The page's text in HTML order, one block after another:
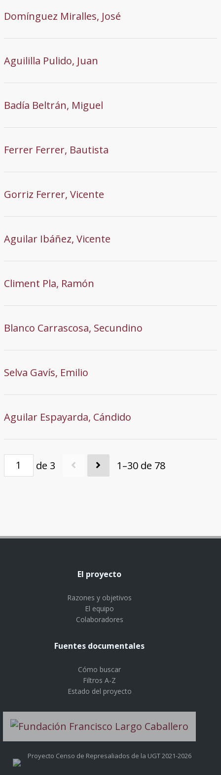
Domínguez Miralles, José
Aguililla Pulido, Juan
Badía Beltrán, Miguel
Ferrer Ferrer, Bautista
Gorriz Ferrer, Vicente
Aguilar Ibáñez, Vicente
Climent Pla, Ramón
Blanco Carrascosa, Secundino
Selva Gavís, Emilio
Aguilar Espayarda, Cándido
de 3 1–30 de 78
El proyecto
Razones y objetivos
El equipo
Colaboradores
Fuentes documentales
Cómo buscar
Filtros A-Z
Estado del proyecto
Proyecto Censo de Represaliados de la UGT 2021-2026